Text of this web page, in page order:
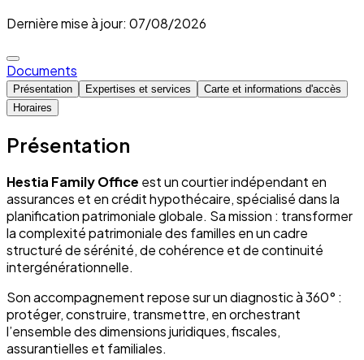
Dernière mise à jour: 07/08/2026
Documents
Présentation Expertises et services
Carte et informations d'accès
Horaires
Présentation
Hestia Family Office est un courtier indépendant en
assurances et en crédit hypothécaire, spécialisé dans la
planification patrimoniale globale. Sa mission : transformer
la complexité patrimoniale des familles en un cadre
structuré de sérénité, de cohérence et de continuité
intergénérationnelle.
Son accompagnement repose sur un diagnostic à 360° :
protéger, construire, transmettre, en orchestrant
l’ensemble des dimensions juridiques, fiscales,
assurantielles et familiales.